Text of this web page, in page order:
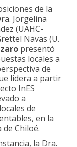
de la
Jorgelina
(UAHC-
Navas (U.
presentó
locales a
de
lidera a partir
InES
a
de
en la
Chiloé.
la Dra.